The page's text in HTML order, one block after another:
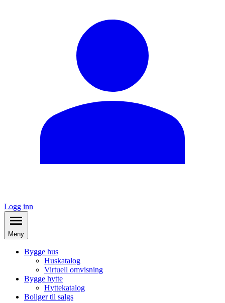
Logg inn
Meny
Bygge hus
Huskatalog
Virtuell omvisning
Bygge hytte
Hyttekatalog
Boliger til salgs